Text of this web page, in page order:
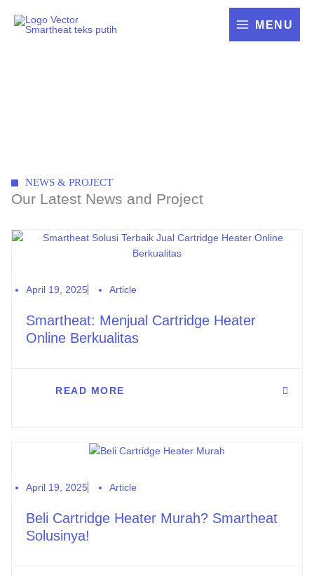
MENU
NEWS & PROJECT
Our Latest News and Project
April 19, 2025 Article
Smartheat: Menjual Cartridge Heater
Online Berkualitas
READ MORE
April 19, 2025 Article
Beli Cartridge Heater Murah? Smartheat
Solusinya!